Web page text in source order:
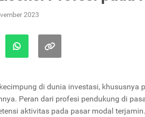
2023
di dunia investasi, khususnya
Peran dari profesi pendukung di
aktivitas pada pasar modal terjamin.